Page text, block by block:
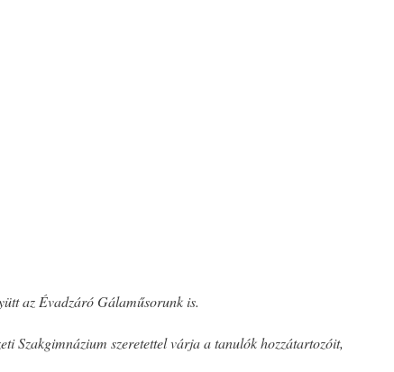
az Évadzáró Gálaműsorunk is.
Szakgimnázium szeretettel várja a tanulók hozzátartozóit,